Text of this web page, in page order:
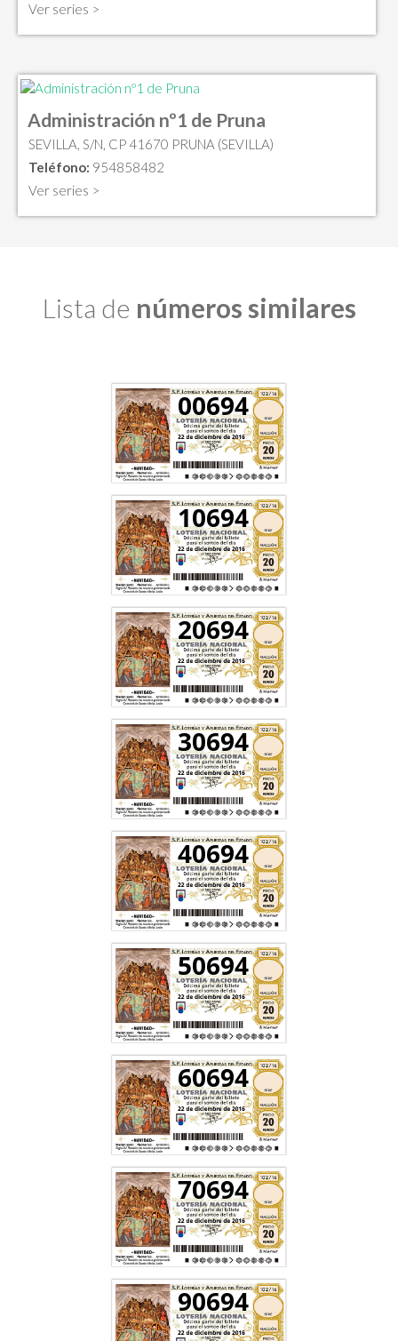
Ver series >
Administración nº1 de Pruna
SEVILLA, S/N, CP 41670 PRUNA (SEVILLA)
Teléfono: 954858482
Ver series >
Lista de números similares
00694
10694
20694
30694
40694
50694
60694
70694
90694